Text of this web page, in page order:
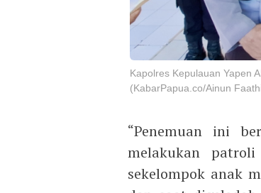
Kapolres Kepulauan Yapen
(KabarPapua.co/Ainun
“Penemuan ini
melakukan
sekelompok anak